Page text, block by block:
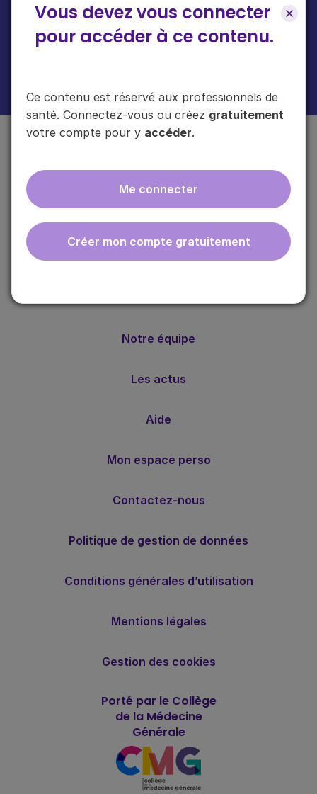
Vous devez vous connecter
pour accéder à ce contenu.
Ce contenu est réservé aux professionnels de
santé. Connectez-vous ou créez gratuitement
votre compte pour y accéder.
Me connecter
Créer mon compte gratuitement
ebmfrance est une base de connaissances médicales
gratuite adaptée à la pratique de la médecine générale.
Nos valeurs
Notre équipe
Les actus
Aide
Mon espace perso
Contactez-nous
Politique de gestion de données
Conditions générales d’utilisation
Mentions légales
Gestion des cookies
Porté par le Collège
de la Médecine
Générale